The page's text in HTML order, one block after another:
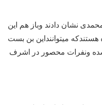
نشان دادند وباز هم این
میتواننداین بن بست
ونفرات محصور در اشرف